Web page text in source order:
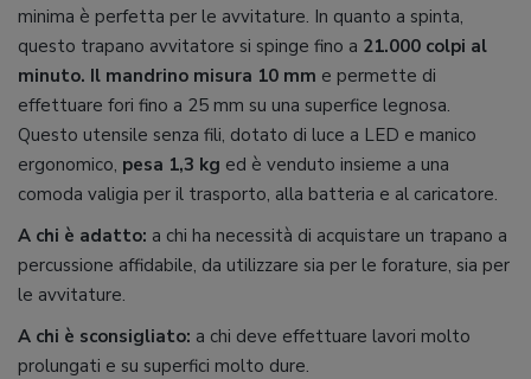
minima è perfetta per le avvitature. In quanto a spinta,
questo trapano avvitatore si spinge fino a 21.000 colpi al
minuto. Il mandrino misura 10 mm e permette di
effettuare fori fino a 25 mm su una superfice legnosa.
Questo utensile senza fili, dotato di luce a LED e manico
ergonomico, pesa 1,3 kg ed è venduto insieme a una
comoda valigia per il trasporto, alla batteria e al caricatore.
A chi è adatto: a chi ha necessità di acquistare un trapano a
percussione affidabile, da utilizzare sia per le forature, sia per
le avvitature.
A chi è sconsigliato: a chi deve effettuare lavori molto
prolungati e su superfici molto dure.